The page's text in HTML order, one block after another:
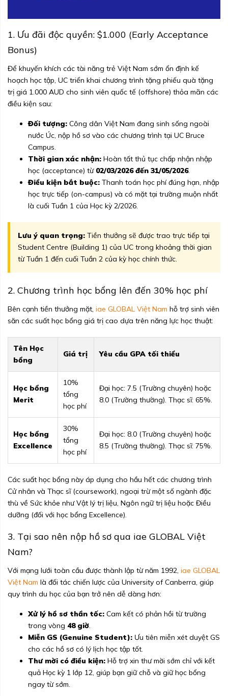
1. Ưu đãi độc quyền: $1.000 (Early Acceptance
Bonus)
Để khuyến khích các tài năng trẻ Việt Nam sớm ổn định kế
hoạch học tập, UC triển khai chương trình tặng phiếu quà tặng
trị giá 1.000 AUD cho sinh viên quốc tế (offshore) thỏa mãn các
điều kiện sau:
Đối tượng: Công dân Việt Nam đang sinh sống ngoài
nước Úc, nộp hồ sơ vào các chương trình tại UC Bruce
Campus.
Thời gian xác nhận: Hoàn tất thủ tục chấp nhận nhập
học (acceptance) từ 02/03/2026 đến 31/05/2026.
Điều kiện bắt buộc: Thanh toán học phí đúng hạn, nhập
học trực tiếp (on-campus) và có mặt tại trường muộn nhất
là cuối Tuần 1 của Học kỳ 2/2026.
Lưu ý quan trọng: Tiền thưởng sẽ được trao trực tiếp tại
Student Centre (Building 1) của UC trong khoảng thời gian
từ Tuần 1 đến cuối Tuần 2 của kỳ học chính thức.
2. Chương trình học bổng lên đến 30% học phí
Bên cạnh tiền thưởng mặt, iae GLOBAL Việt Nam hỗ trợ sinh viên
săn các suất học bổng giá trị cao dựa trên năng lực học thuật:
Tên Học
bổng
Giá trị Yêu cầu GPA tối thiểu
Học bổng
Merit
10%
tổng
học phí
Đại học: 7.5 (Trường chuyên) hoặc
8.0 (Trường thường). Thạc sĩ: 65%.
Học bổng
Excellence
30%
tổng
học phí
Đại học: 8.0 (Trường chuyên) hoặc
8.5 (Trường thường). Thạc sĩ: 75%.
Các suất học bổng này áp dụng cho hầu hết các chương trình
Cử nhân và Thạc sĩ (coursework), ngoại trừ một số ngành đặc
thù về Sức khỏe như Vật lý trị liệu, Ngôn ngữ trị liệu hoặc Điều
dưỡng (đối với học bổng Excellence).
3. Tại sao nên nộp hồ sơ qua iae GLOBAL Việt
Nam?
Với mạng lưới toàn cầu được thành lập từ năm 1992, iae GLOBAL
Việt Nam là đối tác chiến lược của University of Canberra, giúp
quy trình du học của bạn trở nên dễ dàng hơn:
Xử lý hồ sơ thần tốc: Cam kết có phản hồi từ trường
trong vòng 48 giờ.
Miễn GS (Genuine Student): Ưu tiên miễn xét duyệt GS
cho các hồ sơ có lý lịch học tập tốt.
Thư mời có điều kiện: Hỗ trợ xin thư mời sớm chỉ với kết
quả Học kỳ 1 lớp 12, giúp bạn giữ chỗ và giữ học bổng
ngay từ sớm.